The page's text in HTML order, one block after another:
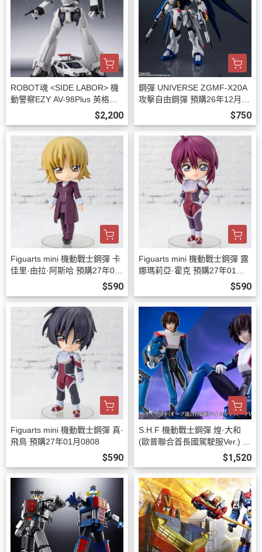
ROBOT魂 <SIDE LABOR> 機
動警察EZY AV-98Plus 英格拉
姆改2號機 預購27年01月0808
$2,200
鋼彈 UNIVERSE ZGMF-X20A
攻擊自由鋼彈 預購26年12月08
$750
Figuarts mini 機動戰士鋼彈 卡
佳里·由拉·阿斯哈 預購27年01
$590
Figuarts mini 機動戰士鋼彈 露
娜瑪莉亞·霍克 預購27年01月0
$590
Figuarts mini 機動戰士鋼彈 真·
飛鳥 預購27年01月0808
$590
S.H.F 機動戰士鋼彈 煌·大和
(歐普聯合首長國駕駛服Ver.) 預
$1,520